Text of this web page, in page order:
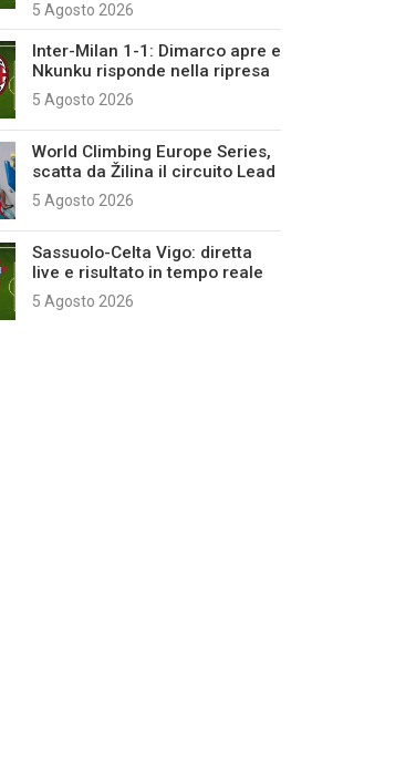
5 Agosto 2026
Inter-Milan 1-1: Dimarco apre e
Nkunku risponde nella ripresa
5 Agosto 2026
World Climbing Europe Series,
scatta da Žilina il circuito Lead
5 Agosto 2026
Sassuolo-Celta Vigo: diretta
live e risultato in tempo reale
5 Agosto 2026